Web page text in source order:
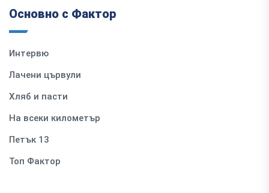
Основно с Фактор
Интервю
Лачени цървули
Хляб и пасти
На всеки километър
Петък 13
Топ Фактор